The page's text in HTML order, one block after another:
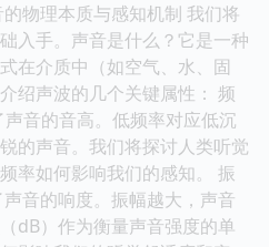
物理本质与感知机制 我们将
入手。声音是什么？它是一种
在介质中（如空气、水、固
绍声波的几个关键属性： 频
音的音高。低频率对应低沉
的声音。我们将探讨人类听觉
率如何影响我们的感知。 振
音的响度。振幅越大，声音
dB）作为衡量声音强度的单